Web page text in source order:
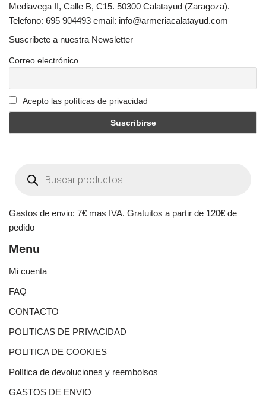
Mediavega II, Calle B, C15. 50300 Calatayud (Zaragoza).
Telefono: 695 904493 email: info@armeriacalatayud.com
Suscribete a nuestra Newsletter
Correo electrónico
Acepto las políticas de privacidad
Gastos de envio: 7€ mas IVA. Gratuitos a partir de 120€ de
pedido
Menu
Mi cuenta
FAQ
CONTACTO
POLITICAS DE PRIVACIDAD
POLITICA DE COOKIES
Política de devoluciones y reembolsos
GASTOS DE ENVIO